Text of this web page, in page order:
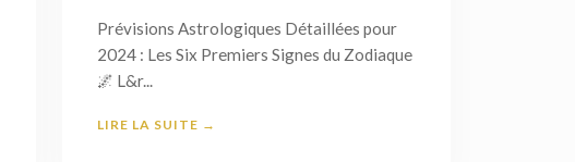
Prévisions Astrologiques Détaillées pour
2024 : Les Six Premiers Signes du Zodiaque
🌌 L&r...
LIRE LA SUITE →